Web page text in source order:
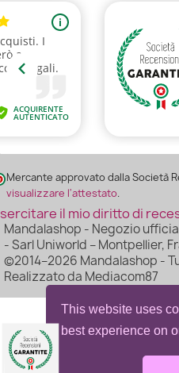
This website uses
best experience on
Mercante approvato dalla Società
visualizzare l'attestato.
il mio diritto di
Mandalashop - Negozio
- Sarl Uniworld – Montpellier,
©2014–2026 Mandalashop -
Realizzato da Mediacom87